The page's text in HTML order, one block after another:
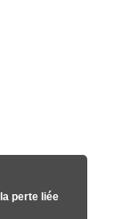
perte liée